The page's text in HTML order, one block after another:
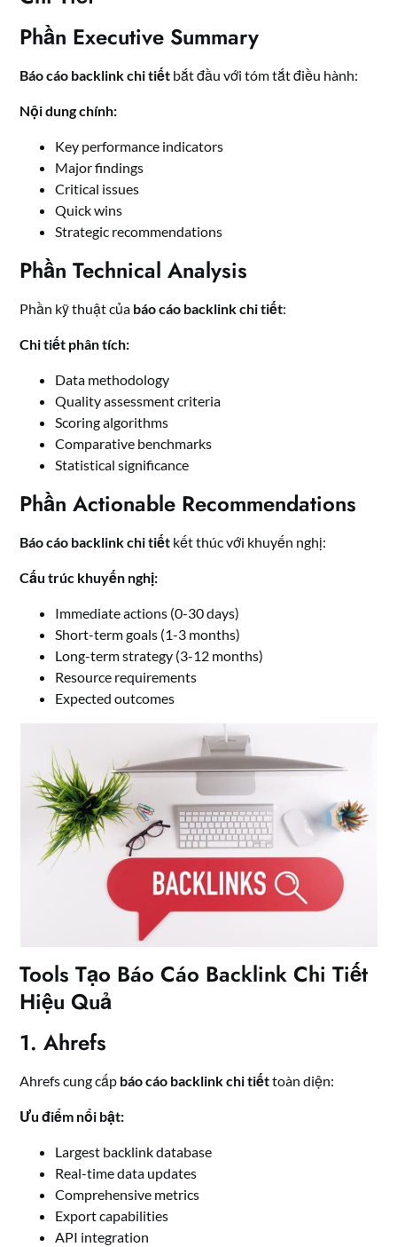
Phần Executive Summary
Báo cáo backlink chi tiết bắt đầu với tóm tắt điều hành:
Nội dung chính:
Key performance indicators
Major findings
Critical issues
Quick wins
Strategic recommendations
Phần Technical Analysis
Phần kỹ thuật của báo cáo backlink chi tiết:
Chi tiết phân tích:
Data methodology
Quality assessment criteria
Scoring algorithms
Comparative benchmarks
Statistical significance
Phần Actionable Recommendations
Báo cáo backlink chi tiết kết thúc với khuyến nghị:
Cấu trúc khuyến nghị:
Immediate actions (0-30 days)
Short-term goals (1-3 months)
Long-term strategy (3-12 months)
Resource requirements
Expected outcomes
Tools Tạo Báo Cáo Backlink Chi Tiết
Hiệu Quả
1. Ahrefs
Ahrefs cung cấp báo cáo backlink chi tiếttoàn diện:
Ưu điểm nổi bật:
Largest backlink database
Real-time data updates
Comprehensive metrics
Export capabilities
API integration